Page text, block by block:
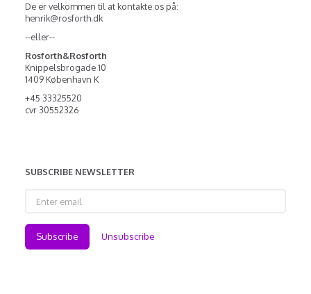
De er velkommen til at kontakte os på:
henrik@rosforth.dk
--eller--
Rosforth&Rosforth
Knippelsbrogade 10
1409 København K
+45 33325520
cvr 30552326
SUBSCRIBE NEWSLETTER
email
Subscribe Unsubscribe